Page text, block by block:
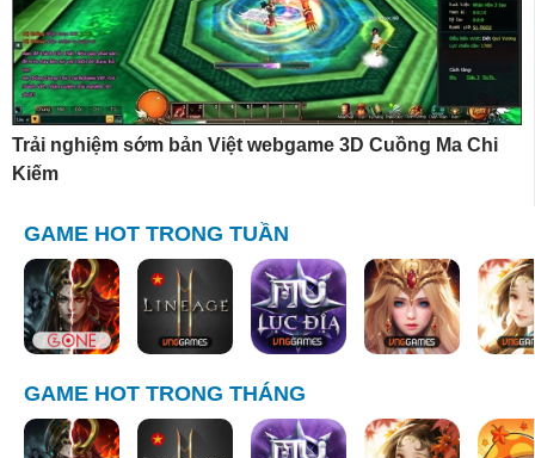
Trải nghiệm sớm bản Việt webgame 3D Cuồng Ma Chi
Kiếm
GAME HOT TRONG TUẦN
GAME HOT TRONG THÁNG